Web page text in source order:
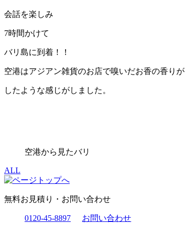
会話を楽しみ
7時間かけて
バリ島に到着！！
空港はアジアン雑貨のお店で嗅いだお香の香りが
したような感じがしました。
空港から見たバリ
ALL
無料お見積り・お問い合わせ
0120-45-8897 お問い合わせ